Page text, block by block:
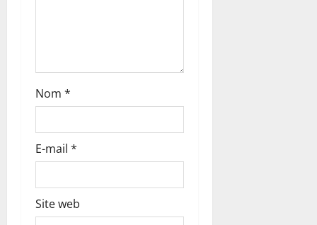
c
l
Nom *
E-mail *
Site web